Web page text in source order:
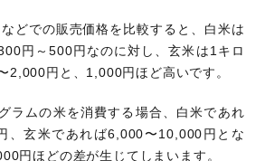
どでの販売価格を比較すると、白米は
円～500円なのに対し、玄米は1キロ
2,000円と、1,000円ほど高いです。
ラムの米を消費する場合、白米であれ
、玄米であれば6,000〜10,000円とな
円ほどの差が生じてしまいます。